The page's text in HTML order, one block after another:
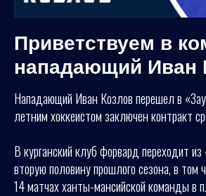
Приветствуем в
нападающий Иван
Нападающий Иван Козлов перешел в
летним хоккеистом заключен контракт
В курганский клуб форвард переходит
вторую половину прошлого сезона, в том
14 матчах ханты-мансийской команды в